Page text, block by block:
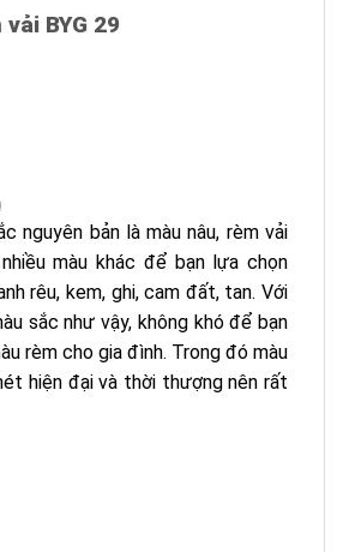
BYG 29
nguyên bản là màu nâu, rèm vải
màu khác để bạn lựa chọn
rêu, kem, ghi, cam đất, tan. Với
sắc như vậy, không khó để bạn
rèm cho gia đình. Trong đó màu
hiện đại và thời thượng nên rất